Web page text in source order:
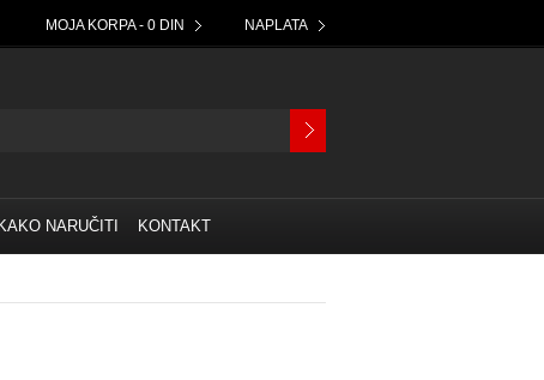
MOJA KORPA - 0 DIN NAPLATA
KAKO NARUČITI KONTAKT